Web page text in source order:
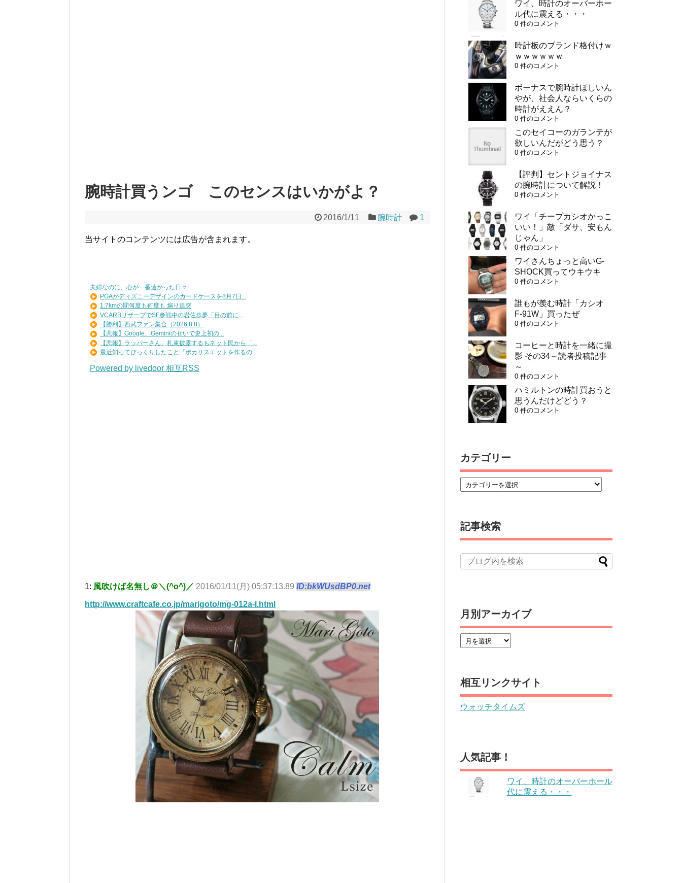
腕時計買うンゴ このセンスはいかがよ？
2016/1/11 腕時計 1
当サイトのコンテンツには広告が含まれます。
夫婦なのに、心が一番遠かった日々
PGAがディズニーデザインのカードケースを8月7日...
1.7kmの間何度も何度も 煽り追突
VCARBリザーブでSF参戦中の岩佐歩夢「目の前に...
【勝利】西武ファン集合（2026.8.8）
【悲報】Google、Geminiのせいで史上初の...
【悲報】ラッパーさん、札束披露するもネット民から「...
最近知ってびっくりしたこと『ポカリスエットを作るの...
Powered by livedoor 相互RSS
1: 風吹けば名無し＠＼(^o^)／ 2016/01/11(月) 05:37:13.89 ID:bkWUsdBP0.net
http://www.craftcafe.co.jp/marigoto/mg-012a-l.html
ワイ、時計のオーバーホー
ル代に震える・・・
0 件のコメント
時計板のブランド格付けｗ
ｗｗｗｗｗｗ
0 件のコメント
ボーナスで腕時計ほしいん
やが、社会人ならいくらの
時計がええん？
0 件のコメント
このセイコーのガランテが
欲しいんだがどう思う？
0 件のコメント
【評判】セントジョイナス
の腕時計について解説！
0 件のコメント
ワイ「チープカシオかっこ
いい！」敵「ダサ、安もん
じゃん」
0 件のコメント
ワイさんちょっと高いG-
SHOCK買ってウキウキ
0 件のコメント
誰もが羨む時計「カシオ
F-91W」買ったぜ
0 件のコメント
コーヒーと時計を一緒に撮
影 その34～読者投稿記事
～
0 件のコメント
ハミルトンの時計買おうと
思うんだけどどう？
0 件のコメント
カテゴリー
記事検索
月別アーカイブ
相互リンクサイト
ウォッチタイムズ
人気記事！
ワイ、時計のオーバーホール
代に震える・・・